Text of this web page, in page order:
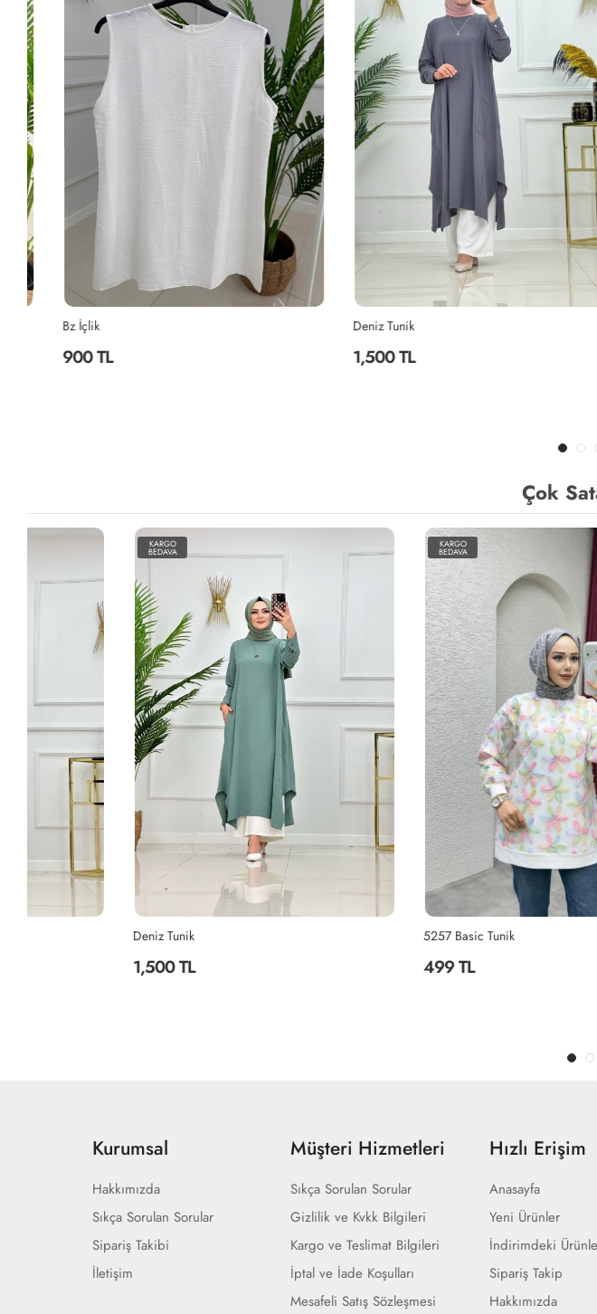
Bz İçlik
900 TL
Deniz Tunik
1,500 TL
Çok
BEDAVA
Kurumsal
Hakkımızda
Sıkça Sorulan Sorular
Sipariş Takibi
İletişim
Müşteri Hizmetleri
Sıkça Sorulan Sorular
Gizlilik ve Kvkk Bilgileri
Kargo ve Teslimat Bilgileri
İptal ve İade Koşulları
Mesafeli Satış Sözleşmesi
Hızlı Erişim
Anasayfa
Yeni Ürünler
İndirimdeki
Sipariş Takip
Hakkımızda